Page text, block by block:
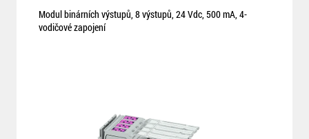
Modul binárních výstupů, 8 výstupů, 24 Vdc, 500 mA, 4-
vodičové zapojení